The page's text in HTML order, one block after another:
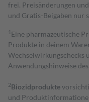
frei. Preisänderungen
und Gratis-Beigaben nur
1 Eine pharmazeutische
Produkte in deinem
Wechselwirkungschecks
Anwendungshinweise
2Biozidprodukte
und